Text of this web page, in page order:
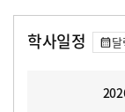
학사일정